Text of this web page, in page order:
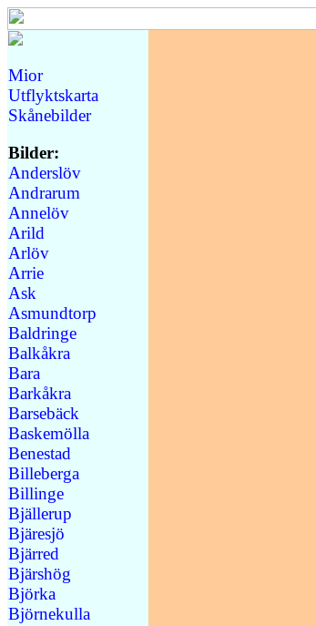
Mior
Utflyktskarta
Skånebilder
Bilder:
Anderslöv
Andrarum
Annelöv
Arild
Arlöv
Arrie
Ask
Asmundtorp
Baldringe
Balkåkra
Bara
Barkåkra
Barsebäck
Baskemölla
Benestad
Billeberga
Billinge
Bjällerup
Bjäresjö
Bjärred
Bjärshög
Björka
Björnekulla